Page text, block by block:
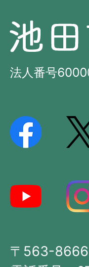
池
田
市
法人番号
〒563-8666